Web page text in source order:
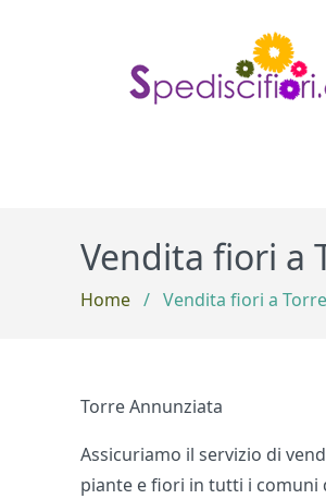
Vendita fiori a
Home / Vendita fiori a
Torre Annunziata
Assicuriamo il servizio di
piante e fiori in tutti i comuni